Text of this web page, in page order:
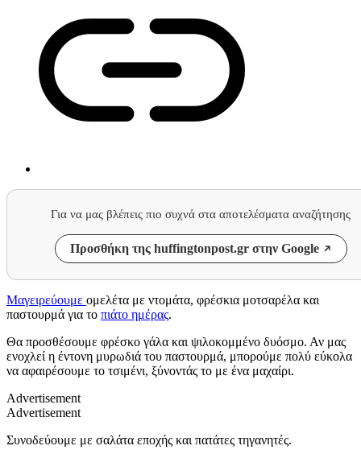
Για να μας βλέπεις πιο συχνά στα αποτελέσματα αναζήτησης
Προσθήκη της huffingtonpost.gr στην Google
Μαγειρεύουμε ομελέτα με ντομάτα, φρέσκια μοτσαρέλα και
παστουρμά για το πιάτο ημέρας.
Θα προσθέσουμε φρέσκο γάλα και ψιλοκομμένο δυόσμο. Αν μας
ενοχλεί η έντονη μυρωδιά του παστουρμά, μπορούμε πολύ εύκολα
να αφαιρέσουμε το τσιμένι, ξύνοντάς το με ένα μαχαίρι.
Advertisement
Advertisement
Συνοδεύουμε με σαλάτα εποχής και πατάτες τηγανητές.